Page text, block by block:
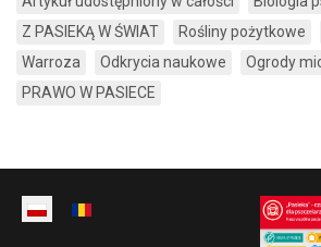
Z PASIEKĄ W ŚWIAT
Rośliny pożytkowe
Warroza
Odkrycia naukowe
Ogrody
PRAWO W PASIECE